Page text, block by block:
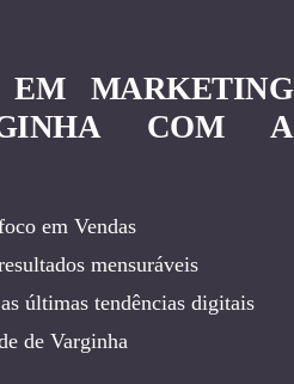
MARKETING
COM A
em Vendas
mensuráveis
últimas tendências digitais
de Varginha